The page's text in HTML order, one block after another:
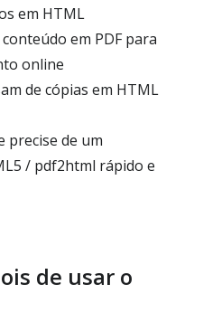
em HTML
em PDF para
online
de cópias em HTML
precise de um
/ pdf2html rápido e
de usar o